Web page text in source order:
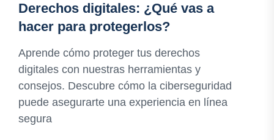
Derechos digitales: ¿Qué vas a
hacer para protegerlos?
Aprende cómo proteger tus derechos
digitales con nuestras herramientas y
consejos. Descubre cómo la ciberseguridad
puede asegurarte una experiencia en línea
segura